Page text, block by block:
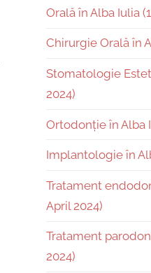
Orală în Alba Iulia
Chirurgie Orală în
Stomatologie
2024)
Ortodonție în Alba
Implantologie în
Tratament
April 2024)
Tratament
2024)